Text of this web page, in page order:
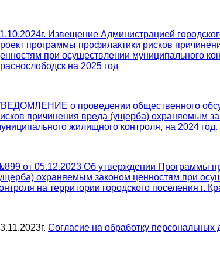
Извещение Администрацией
программы профилактики рисков
при осуществлении муниципального
на 2025 год
о проведении общественного
причинения вреда (ущерба) охраняемым
жилищного контроля, на 2024 год.
от 05.12.2023 Об утверждении Программы
охраняемым законом ценностям при
на территории городского поселения г.
Согласие на обработку персональных